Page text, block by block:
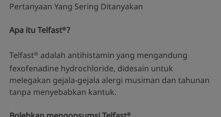
Pertanyaan Yang Sering Ditanyakan
Apa itu Telfast®?
Telfast® adalah antihistamin yang mengandung
fexofenadine hydrochloride, didesain untuk
melegakan gejala-gejala alergi musiman dan tahunan
tanpa menyebabkan kantuk.
®